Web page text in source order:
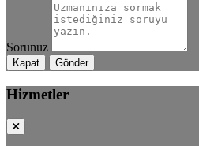
Sorunuz
Kapat Gönder
Hizmetler